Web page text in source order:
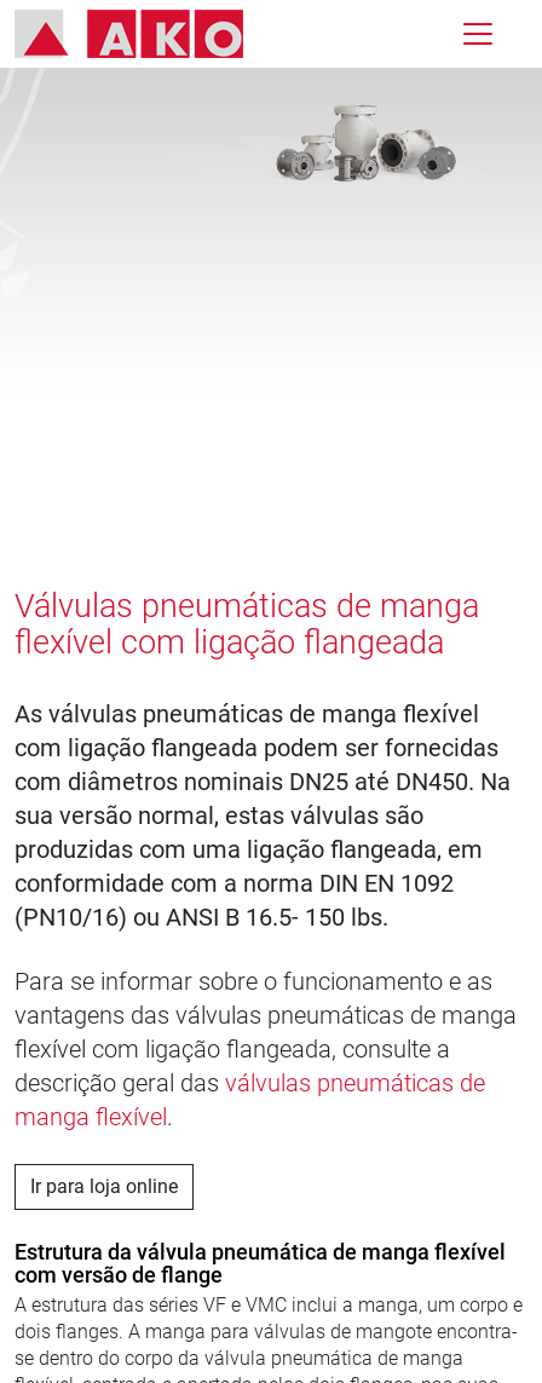
Válvulas pneumáticas de manga
flexível com ligação flangeada
As válvulas pneumáticas de manga flexível
com ligação flangeada podem ser fornecidas
com diâmetros nominais DN25 até DN450. Na
sua versão normal, estas válvulas são
produzidas com uma ligação flangeada, em
conformidade com a norma DIN EN 1092
(PN10/16) ou ANSI B 16.5- 150 lbs.
Para se informar sobre o funcionamento e as
vantagens das válvulas pneumáticas de manga
flexível com ligação flangeada, consulte a
descrição geral das válvulas pneumáticas de
manga flexível.
Ir para loja online
Estrutura da válvula pneumática de manga flexível
com versão de flange
A estrutura das séries VF e VMC inclui a manga, um corpo e
dois flanges. A manga para válvulas de mangote encontra-
se dentro do corpo da válvula pneumática de manga